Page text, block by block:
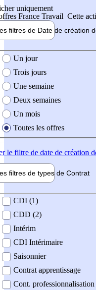
uniquement
France Travail Cette
filtres de Date de création
création de l'offre
Un jour
Trois jours
Une semaine
Deux semaines
Un mois
Toutes les offres
le filtre de date de création
filtres de types de Contrat
contrat
CDI (1)
CDD (2)
Intérim
CDI Intérimaire
Saisonnier
Contrat apprentissage
Cont. professionnalisation